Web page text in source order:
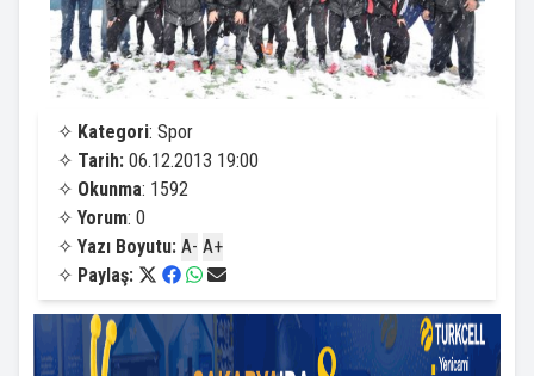
✧ Kategori: Spor
✧ Tarih: 06.12.2013 19:00
✧ Okunma: 1592
✧ Yorum: 0
✧ Yazı Boyutu: A- A+
✧ Paylaş: